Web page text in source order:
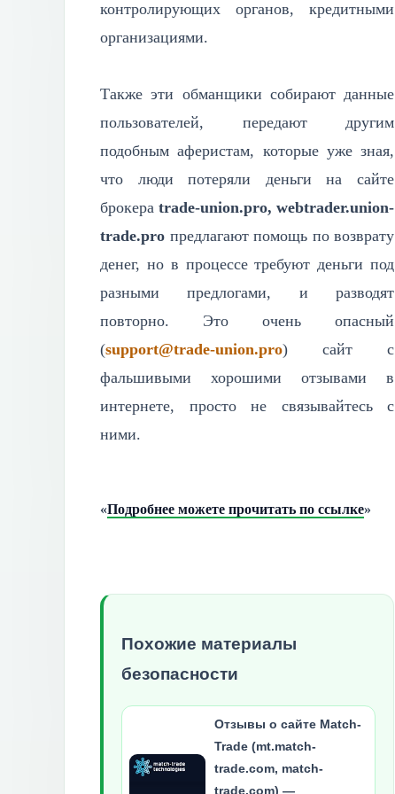
контролирующих органов, кредитными
организациями.
Также эти обманщики собирают данные
пользователей, передают другим
подобным аферистам, которые уже зная,
что люди потеряли деньги на сайте
брокера trade-union.pro, webtrader.union-
trade.pro предлагают помощь по возврату
денег, но в процессе требуют деньги под
разными предлогами, и разводят
повторно. Это очень опасный
(support@trade-union.pro) сайт с
фальшивыми хорошими отзывами в
интернете, просто не связывайтесь с
ними.
«Подробнее можете прочитать по ссылке»
Похожие материалы
безопасности
Отзывы о сайте Match-
Trade (mt.match-
trade.com, match-
trade.com) —